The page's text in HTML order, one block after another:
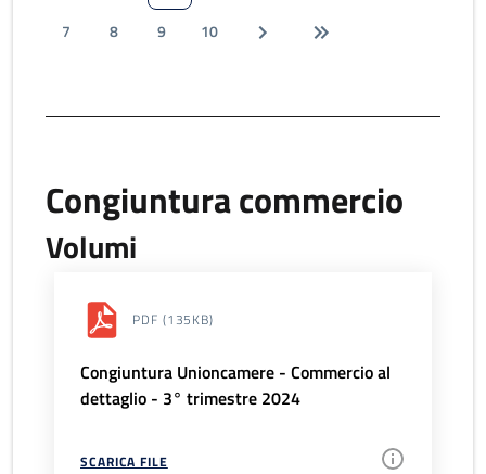
7
8 9 10
Congiuntura commercio
Volumi
PDF (135KB)
Congiuntura Unioncamere - Commercio al
dettaglio - 3° trimestre 2024
SCARICA FILE